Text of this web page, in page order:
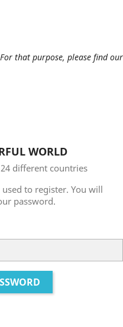
that purpose, please find our
WORLD
24 different countries
to register. You will
password.